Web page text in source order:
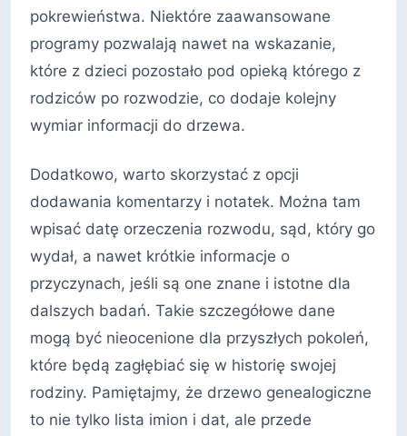
pokrewieństwa. Niektóre zaawansowane
programy pozwalają nawet na wskazanie,
które z dzieci pozostało pod opieką którego z
rodziców po rozwodzie, co dodaje kolejny
wymiar informacji do drzewa.
Dodatkowo, warto skorzystać z opcji
dodawania komentarzy i notatek. Można tam
wpisać datę orzeczenia rozwodu, sąd, który go
wydał, a nawet krótkie informacje o
przyczynach, jeśli są one znane i istotne dla
dalszych badań. Takie szczegółowe dane
mogą być nieocenione dla przyszłych pokoleń,
które będą zagłębiać się w historię swojej
rodziny. Pamiętajmy, że drzewo genealogiczne
to nie tylko lista imion i dat, ale przede